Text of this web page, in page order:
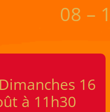
08 –
16
à 11h30